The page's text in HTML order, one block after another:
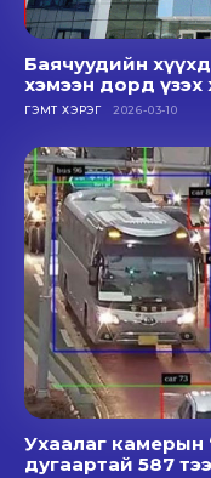
Баячуудийн
хэмээн дорд үзэх
ГЭМТ ХЭРЭГ 2026-03-10
Ухаалаг камерын
дугаартай 587